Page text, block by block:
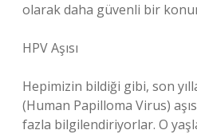
olarak daha güvenli bir
HPV Aşısı
Hepimizin bildiği gibi, son
(Human Papilloma Virus)
fazla bilgilendiriyorlar. O